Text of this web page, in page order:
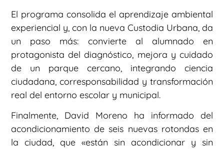
El programa consolida el aprendizaje ambiental
experiencial y, con la nueva Custodia Urbana, da
un paso más: convierte al alumnado en
protagonista del diagnóstico, mejora y cuidado
de un parque cercano, integrando ciencia
ciudadana, corresponsabilidad y transformación
real del entorno escolar y municipal.
Finalmente, David Moreno ha informado del
acondicionamiento de seis nuevas rotondas en
la ciudad, que «están sin acondicionar y sin